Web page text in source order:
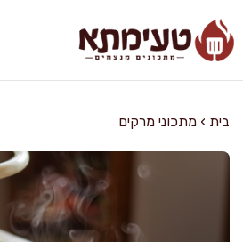
לתוכן
בית › מתכוני מרקים